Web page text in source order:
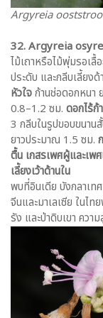
Argyreia
32. Argyreia
ไม้เถาหรือไม้พุ่มรอเ
ประดับ และกลีบเลี้ยง
หัวใจก้านช่อดอกหนา
0.8–1.2 ซม. ดอกไร้ก้
3 กลีบในรูปขอบขนาน
ยาวประมาณ 1.5 ซม.
ตื้น เกสรเพศผู้และเ
เลี้ยงเว้าด้านใน
พบที่อินเดีย บังกลาเท
จีนและมาเลเซีย ในไ
รัง และป่าดิบเขา คว